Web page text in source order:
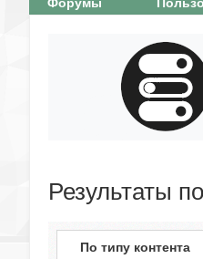
Результаты
По типу контента